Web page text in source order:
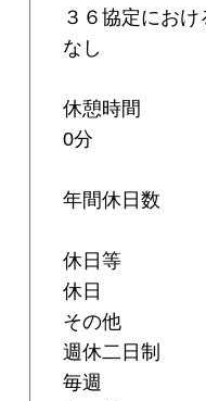
３６協定にお
なし
休憩時間
0分
年間休日数
休日等
休日
その他
週休二日制
毎週